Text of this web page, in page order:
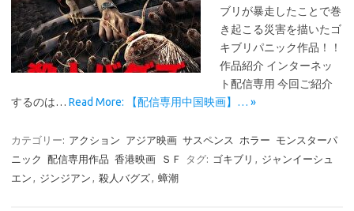
ブリが暴走したことで巻
き起こる災害を描いたゴ
キブリパニック作品！！
作品紹介 インターネッ
ト配信専用 今回ご紹介
するのは… Read More: 【配信専用中国映画】… »
カテゴリー: アクション アジア映画 サスペンス ホラー
モンスターパ
ニック
配信専用作品 香港映画 ＳＦ タグ: ゴキブリ , ジャンイーシュ
エン , ジンジアン , 殺人バグズ, 蟑潮